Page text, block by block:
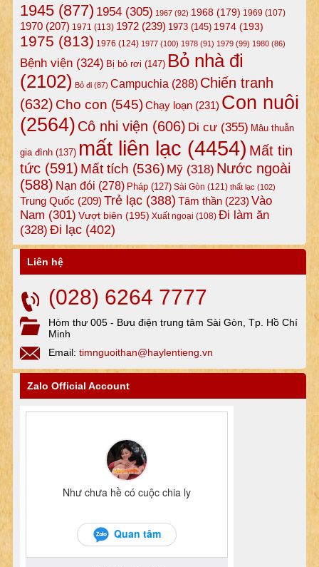
1945(877) 1954(305) 1967(92) 1968(179) 1969 (107)
1970(207) 1971 (113) 1972(239) 1973(145) 1974(193)
1975 (813) 1976 (124) 1977(100) 1978(91) 1979(99) 1980(86)
Bệnh viện(324) Bị bỏ rơi (147) Bỏ nhà đi
(2102) Bỏ đi(87) Campuchia (288) Chiến tranh
(632) Cho con (545)Chạy loạn(231) Con nuôi
(2564) Cô nhi viện (606) Di cư(355) Mâu thuẫn
gia đình(137) mất liên lạc (4454) Mất tin
tức(591) Mất tích (536) Mỹ(318) Nước ngoài
(588) Nạn đói (278) Pháp(127) Sài Gòn (121) thất lạc (102)
Trung Quốc (209) Trẻ lạc(388) Tâm thần(223) Vào
Nam (301) Vượt biên (195) Xuất ngoại (108) Đi làm ăn
(328) Đi lạc(402)
Liên hệ
(028) 6264 7777
Hòm thư 005 - Bưu điện trung tâm Sài Gòn, Tp. Hồ Chí
Minh
Email: timnguoithan@haylentieng.vn
Zalo Official Account